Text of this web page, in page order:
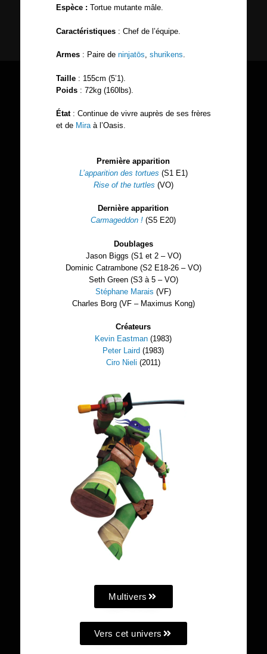
Espèce : Tortue mutante mâle.
Caractéristiques : Chef de l’équipe.
Armes : Paire de ninjatōs, shurikens.
Taille : 155cm (5’1).
Poids : 72kg (160lbs).
État: Continue de vivre auprès de ses frères
et de Miraà l’Oasis.
Première apparition
L’apparition des tortues (S1 E1)
Rise of the turtles (VO)
Dernière apparition
Carmageddon ! (S5 E20)
Doublages
Jason Biggs (S1 et 2 – VO)
Dominic Catrambone (S2 E18-26 – VO)
Seth Green (S3 à 5 – VO)
Stéphane Marais (VF)
Charles Borg (VF – Maximus Kong)
Créateurs
Kevin Eastman (1983)
Peter Laird (1983)
Ciro Nieli (2011)
Multivers
Vers cet univers